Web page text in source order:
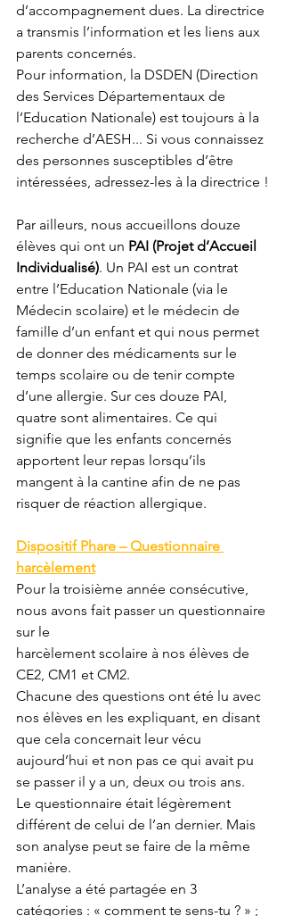
d’accompagnement dues. La directrice
a transmis l’information et les liens aux
parents concernés.
Pour information, la DSDEN (Direction
des Services Départementaux de
l’Education Nationale) est toujours à la
recherche d’AESH... Si vous connaissez
des personnes susceptibles d’être
intéressées, adressez-les à la directrice !
Par ailleurs, nous accueillons douze
élèves qui ont un PAI (Projet d’Accueil
Individualisé). Un PAI est un contrat
entre l’Education Nationale (via le
Médecin scolaire) et le médecin de
famille d’un enfant et qui nous permet
de donner des médicaments sur le
temps scolaire ou de tenir compte
d’une allergie. Sur ces douze PAI,
quatre sont alimentaires. Ce qui
signifie que les enfants concernés
apportent leur repas lorsqu’ils
mangent à la cantine afin de ne pas
risquer de réaction allergique.
Dispositif Phare – Questionnaire
harcèlement
Pour la troisième année consécutive,
nous avons fait passer un questionnaire
sur le
harcèlement scolaire à nos élèves de
CE2, CM1 et CM2.
Chacune des questions ont été lu avec
nos élèves en les expliquant, en disant
que cela concernait leur vécu
aujourd’hui et non pas ce qui avait pu
se passer il y a un, deux ou trois ans.
Le questionnaire était légèrement
différent de celui de l’an dernier. Mais
son analyse peut se faire de la même
manière.
L’analyse a été partagée en 3
catégories : « comment te sens-tu ? » ;